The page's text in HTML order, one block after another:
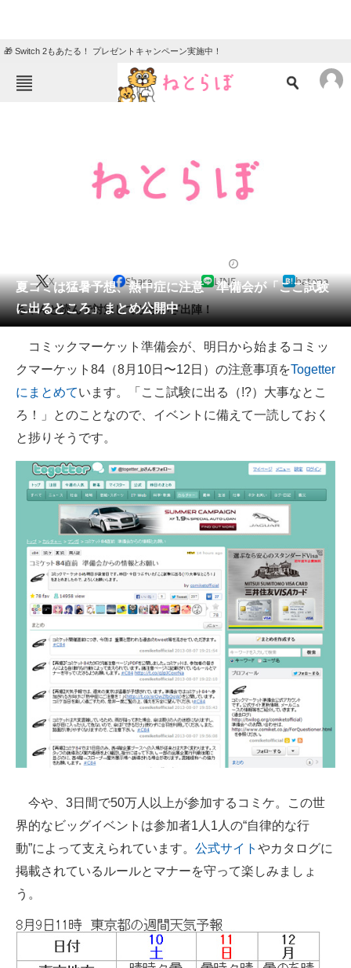
🎁 Switch 2もあたる！ プレゼントキャンペーン実施中！
クイズ
地域
会員記事
メディア
注目記事を集めた総合ページ
ITの今と未来を見通す
スマホと通信の最新トレンド
好きが集まる 比べて選べる
ビジネスと働き方のヒント
AI活用のいまが分かる
経営リーダーのコミュニティ
マーケ×ITの今がよく分かる
ITエンジニア向け専門サイト
企業向けIT製品の総合サイト
IT製品の技術・比較・事例
モノづくり技術者専門サイト
エレクトロニクス専門サイト
エネルギーの専門メディア
建設×テクノロジーの最前線
夏コミは猛暑予想、熱中症に注意 準備会が「ここ試験
に出るところ」まとめ公開中
X Share LINE hatena
ちゃんと読んで対策してからいざ出陣！
コミックマーケット準備会が、明日から始まるコミッ
クマーケット84（8月10日〜12日）の注意事項をTogetter
にまとめています。「ここ試験に出る（!?）大事なとこ
ろ！」とのことなので、イベントに備えて一読しておく
と捗りそうです。
今や、3日間で50万人以上が参加するコミケ。この世
界的なビッグイベントは参加者1人1人の“自律的な行
動”によって支えられています。 公式サイト やカタログに
掲載されているルールとマナーを守って楽しみましょ
う。